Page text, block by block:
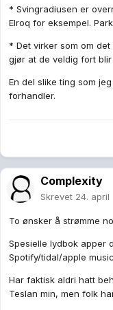
* Svingradiusen er
Elroq for eksempel.
* Det virker som om
gjør at de veldig fort
En del slike ting som
forhandler.
Complexity
Skrevet 24. april
To ønsker å strømme
Spesielle lydbok apper
Spotify/tidal/apple
Har faktisk aldri hatt
Teslan min, men folk